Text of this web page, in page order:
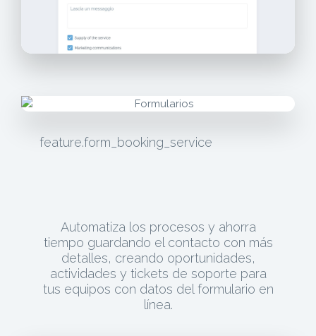
feature.form_booking_service
Automatiza los procesos y ahorra
tiempo guardando el contacto con más
detalles, creando oportunidades,
actividades y tickets de soporte para
tus equipos con datos del formulario en
línea.